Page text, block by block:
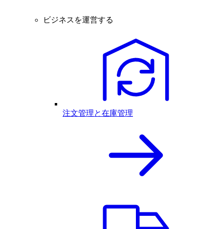
ビジネスを運営する
注文管理と在庫管理